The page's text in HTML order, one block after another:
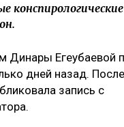
он.
Динары Егеубаевой
дней назад.
запись с